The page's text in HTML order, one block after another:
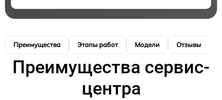
Преимущества Этапы работ Модели Отзывы
Преимущества сервис-
центра